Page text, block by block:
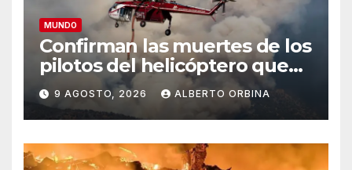
MUNDO
Confirman las muertes de los
pilotos del helicóptero que
quedó atrapado en medio
del incendio forestal, tras
estrellarse en Utah
9 AGOSTO, 2026 ALBERTO ORBINA